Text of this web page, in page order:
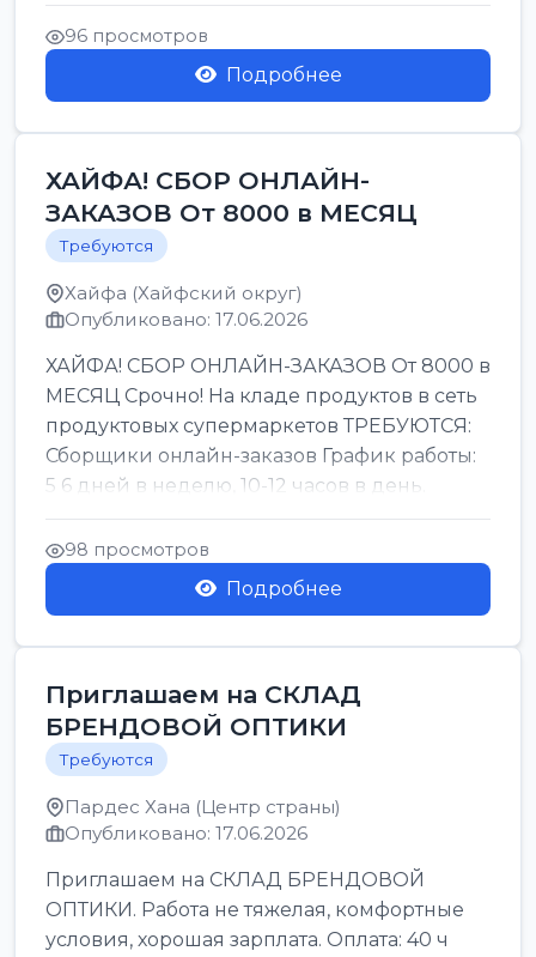
96 просмотров
Подробнее
ХАЙФА! СБОР ОНЛАЙН-
ЗАКАЗОВ От 8000 в МЕСЯЦ
Требуются
Хайфа (Хайфский округ)
Опубликовано: 17.06.2026
ХАЙФА! СБОР ОНЛАЙН-ЗАКАЗОВ От 8000 в
МЕСЯЦ Срочно! На кладе продуктов в сеть
продуктовых супермаркетов ТРЕБУЮТСЯ:
Сборщики онлайн-заказов График работы:
5 6 дней в неделю, 10-12 часов в день.
Колле ОП...
98 просмотров
Подробнее
Приглашаем на СКЛАД
БРЕНДОВОЙ ОПТИКИ
Требуются
Пардес Хана (Центр страны)
Опубликовано: 17.06.2026
Приглашаем на СКЛАД БРЕНДОВОЙ
ОПТИКИ. Работа не тяжелая, комфортные
условия, хорошая зарплата. Оплата: 40 ч